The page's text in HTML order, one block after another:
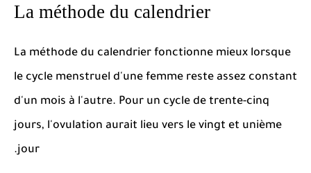
La méthode du calendrier
La méthode du calendrier fonctionne mieux lorsque
le cycle menstruel d'une femme reste assez constant
d'un mois à l'autre. Pour un cycle de trente-cinq
jours, l'ovulation aurait lieu vers le vingt et unième
jour.